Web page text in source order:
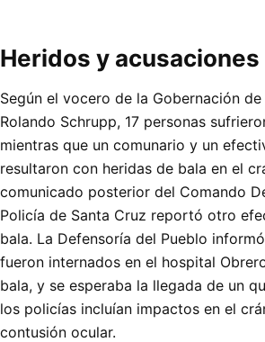
Heridos y acusaciones
Según el vocero de la Gobernación
Rolando Schrupp, 17 personas
mientras que un comunario y un
resultaron con heridas de bala en el
comunicado posterior del Comando
Policía de Santa Cruz reportó otro
bala. La Defensoría del Pueblo
fueron internados en el hospital
bala, y se esperaba la llegada de un
los policías incluían impactos en el
contusión ocular.